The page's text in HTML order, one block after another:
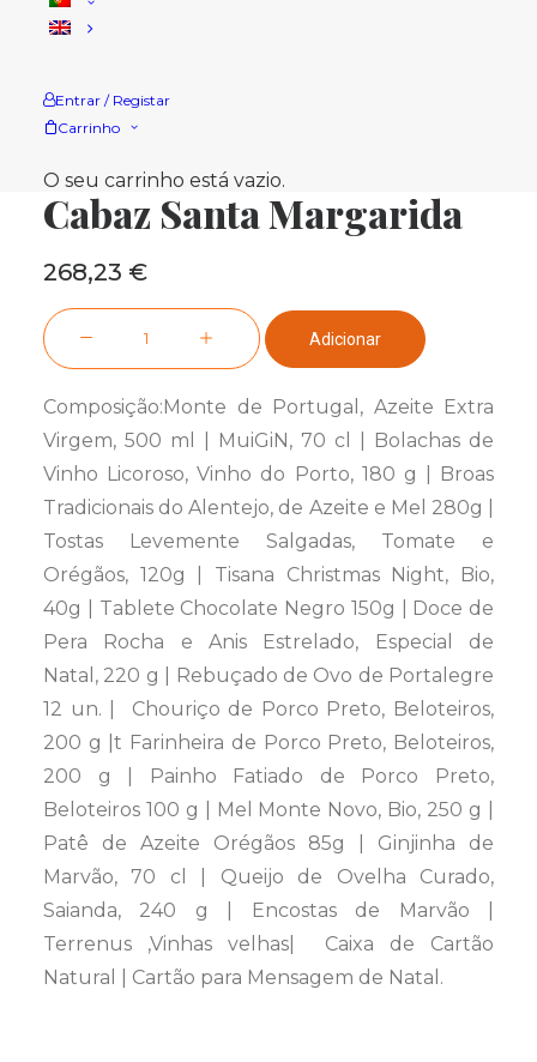
Entrar / Registar
Carrinho
O seu carrinho está vazio.
Cabaz Santa Margarida
268,23 €
Quantidade
de
Santa
Margarida
Adicionar
Composição:Monte de Portugal, Azeite Extra
Virgem, 500 ml | MuiGiN, 70 cl | Bolachas de
Vinho Licoroso, Vinho do Porto, 180 g | Broas
Tradicionais do Alentejo, de Azeite e Mel 280g |
Tostas Levemente Salgadas, Tomate e
Orégãos, 120g | Tisana Christmas Night, Bio,
40g | Tablete Chocolate Negro 150g | Doce de
Pera Rocha e Anis Estrelado, Especial de
Natal, 220 g | Rebuçado de Ovo de Portalegre
12 un. | Chouriço de Porco Preto, Beloteiros,
200 g |t Farinheira de Porco Preto, Beloteiros,
200 g | Painho Fatiado de Porco Preto,
Beloteiros 100 g | Mel Monte Novo, Bio, 250 g |
Patê de Azeite Orégãos 85g | Ginjinha de
Marvão, 70 cl | Queijo de Ovelha Curado,
Saianda, 240 g | Encostas de Marvão |
Terrenus ,Vinhas velhas| Caixa de Cartão
Natural | Cartão para Mensagem de Natal.